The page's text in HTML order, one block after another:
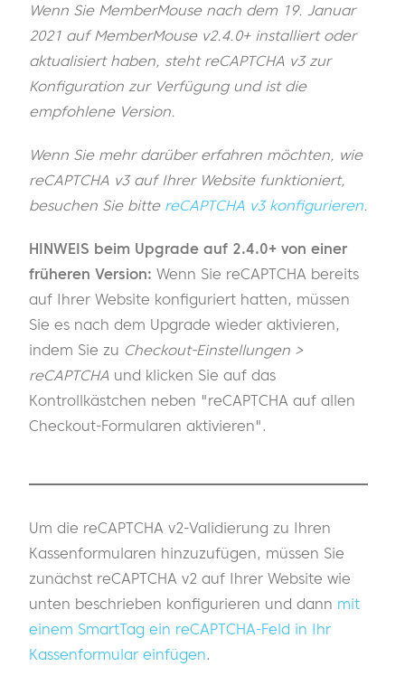
Wenn Sie MemberMouse nach dem 19. Januar
2021 auf MemberMouse v2.4.0+ installiert oder
aktualisiert haben, steht reCAPTCHA v3 zur
Konfiguration zur Verfügung und ist die
empfohlene Version.
Wenn Sie mehr darüber erfahren möchten, wie
reCAPTCHA v3 auf Ihrer Website funktioniert,
besuchen Sie bitte reCAPTCHA v3 konfigurieren.
HINWEIS beim Upgrade auf 2.4.0+ von einer
früheren Version: Wenn Sie reCAPTCHA bereits
auf Ihrer Website konfiguriert hatten, müssen
Sie es nach dem Upgrade wieder aktivieren,
indem Sie zu Checkout-Einstellungen >
reCAPTCHA und klicken Sie auf das
Kontrollkästchen neben "reCAPTCHA auf allen
Checkout-Formularen aktivieren".
Um die reCAPTCHA v2-Validierung zu Ihren
Kassenformularen hinzuzufügen, müssen Sie
zunächst reCAPTCHA v2 auf Ihrer Website wie
unten beschrieben konfigurieren und dann mit
einem SmartTag ein reCAPTCHA-Feld in Ihr
Kassenformular einfügen.